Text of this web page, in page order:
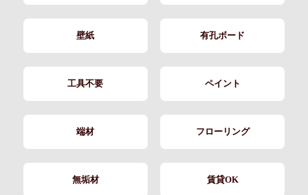
壁紙 有孔ボード
工具不要 ペイント
端材 フローリング
無垢材 賃貸OK